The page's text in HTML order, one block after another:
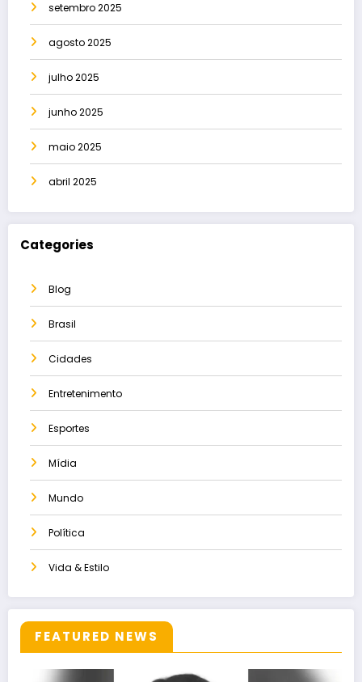
setembro 2025
agosto 2025
julho 2025
junho 2025
maio 2025
abril 2025
Categories
Blog
Brasil
Cidades
Entretenimento
Esportes
Mídia
Mundo
Política
Vida & Estilo
FEATURED NEWS